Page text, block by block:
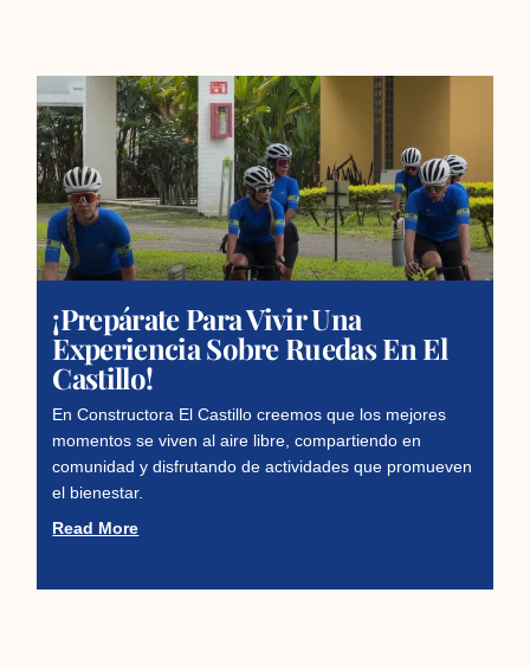
¡Prepárate Para Vivir Una
Experiencia Sobre Ruedas En El
Castillo!
En Constructora El Castillo creemos que los mejores
momentos se viven al aire libre, compartiendo en
comunidad y disfrutando de actividades que promueven
el bienestar.
Read More